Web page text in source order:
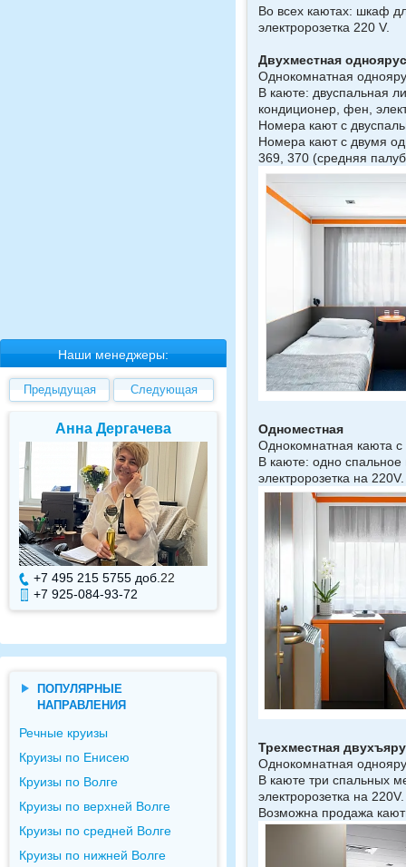
Наши менеджеры:
Предыдущая Следующая
Елена Валуева
+7 495 215 5755 доб. 7
+7 925-084-93-71
Светлана
+7 495 215 5755 доб.
+7 925-084-93-70
ПОПУЛЯРНЫЕ
НАПРАВЛЕНИЯ
Речные круизы
Круизы по Енисею
Круизы по Волге
Круизы по верхней Волге
Круизы по средней Волге
Круизы по нижней Волге
Во всех каютах: шкаф
электророзетка 220 V.
Двухместная
Однокомнатная
В каюте: двуспальная
кондиционер, фен,
Номера кают с
Номера кают с двумя
369, 370 (средняя
Одноместная
Однокомнатная каюта с
В каюте: одно
электророзетка на 220V.
Трехместная
Однокомнатная
В каюте три спальных
электророзетка на 220V.
Возможна продажа